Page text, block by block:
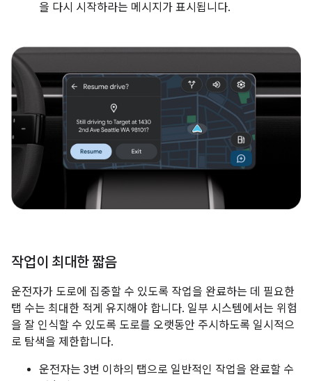
을 다시 시작하라는 메시지가 표시됩니다.
작업이 최대한 짧음
운전자가 도로에 집중할 수 있도록 작업을 완료하는 데 필요한
탭 수는 최대한 적게 유지해야 합니다. 일부 시스템에서는 위험
을 잘 인식할 수 있도록 도로를 오랫동안 주시하도록 일시적으
로 탐색을 제한합니다.
운전자는 3번 이하의 탭으로 일반적인 작업을 완료할 수